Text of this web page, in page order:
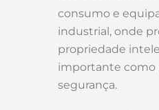
consumo e
industrial, onde
propriedade
importante como
segurança.